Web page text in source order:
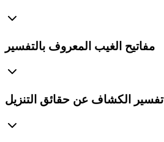
مفاتيح الغيب المعروف بالتفسير
تفسير الكشاف عن حقائق التنزيل